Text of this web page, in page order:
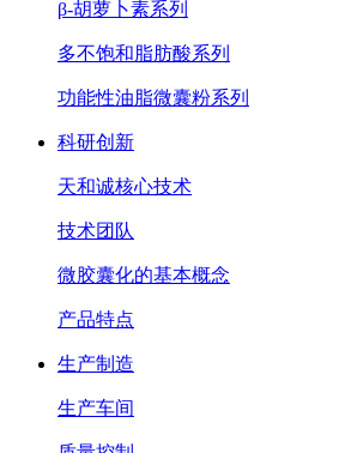
β-胡萝卜素系列
多不饱和脂肪酸系列
功能性油脂微囊粉系列
科研创新
天和诚核心技术
技术团队
微胶囊化的基本概念
产品特点
生产制造
生产车间